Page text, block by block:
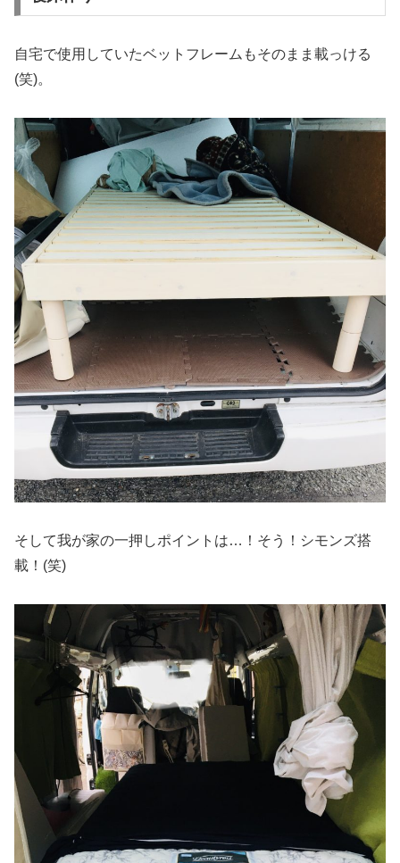
自宅で使用していたベットフレームもそのまま載っける
(笑)。
そして我が家の一押しポイントは…！そう！シモンズ搭
載！(笑)